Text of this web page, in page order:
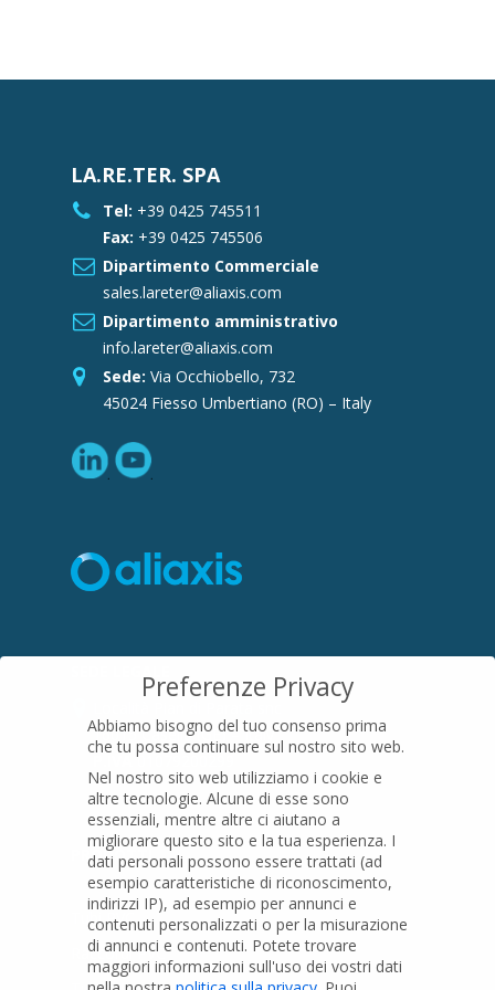
LA.RE.TER. SPA
Tel: +39 0425 745511
Fax: +39 0425 745506
Dipartimento Commerciale
sales.lareter@aliaxis.com
Dipartimento amministrativo
info.lareter@aliaxis.com
Sede: Via Occhiobello, 732
45024 Fiesso Umbertiano (RO) – Italy
16015 Casella (GE) – Italy
01079200299
PRODOTTI
Tubi PVC
Raccordi PVC
Preferenze Privacy
Abbiamo bisogno del tuo consenso prima
che tu possa continuare sul nostro sito web.
Nel nostro sito web utilizziamo i cookie e
altre tecnologie. Alcune di esse sono
essenziali, mentre altre ci aiutano a
migliorare questo sito e la tua esperienza. I
dati personali possono essere trattati (ad
esempio caratteristiche di riconoscimento,
indirizzi IP), ad esempio per annunci e
contenuti personalizzati o per la misurazione
di annunci e contenuti. Potete trovare
maggiori informazioni sull'uso dei vostri dati